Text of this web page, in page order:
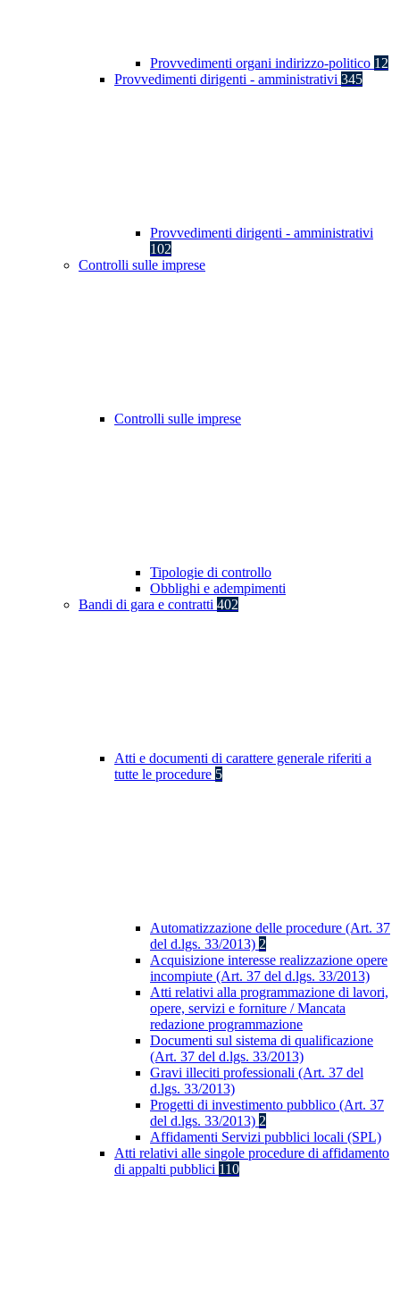
Provvedimenti organi indirizzo-politico 12
Provvedimenti dirigenti - amministrativi 345
Provvedimenti dirigenti - amministrativi
102
Controlli sulle imprese
Controlli sulle imprese
Tipologie di controllo
Obblighi e adempimenti
Bandi di gara e contratti 402
Atti e documenti di carattere generale riferiti a
tutte le procedure 5
Automatizzazione delle procedure (Art. 37
del d.lgs. 33/2013) 2
Acquisizione interesse realizzazione opere
incompiute (Art. 37 del d.lgs. 33/2013)
Atti relativi alla programmazione di lavori,
opere, servizi e forniture / Mancata
redazione programmazione
Documenti sul sistema di qualificazione
(Art. 37 del d.lgs. 33/2013)
Gravi illeciti professionali (Art. 37 del
d.lgs. 33/2013)
Progetti di investimento pubblico (Art. 37
del d.lgs. 33/2013) 2
Affidamenti Servizi pubblici locali (SPL)
Atti relativi alle singole procedure di affidamento
di appalti pubblici 110